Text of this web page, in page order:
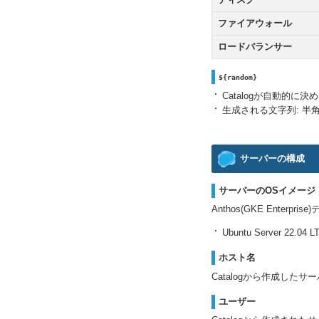
ファイアウォール
ロードバランサー
${random}
Catalogが自動的に決
生成される文字列: 半
サーバーの構成
サーバーのOSイメージ
Anthos(GKE Enterprise)
Ubuntu Server 22.04
ホスト名
Catalogから作成したサ
ユーザー